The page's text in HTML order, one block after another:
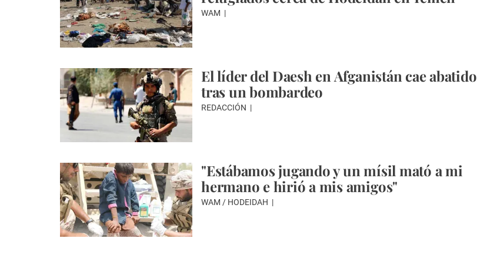
WAM
El líder del Daesh en Afganistán cae abatido
tras un bombardeo
REDACCIÓN
"Estábamos jugando y un mísil mató a mi
hermano e hirió a mis amigos"
WAM / HODEIDAH